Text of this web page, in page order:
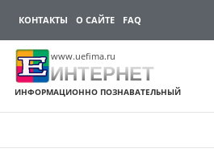
КОНТАКТЫ О САЙТЕ FAQ
www.uefima.ru
ИНТЕРНЕТ
ИНФОРМАЦИОННО ПОЗНАВАТЕЛЬНЫЙ